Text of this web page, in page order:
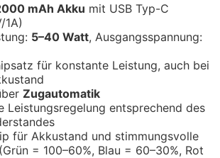
mAh Akku mit USB Typ-C
1A)
5–40 Watt, Ausgangsspannung:
für konstante Leistung, auch bei
Zugautomatik
Leistungsregelung entsprechend des
für Akkustand und stimmungsvolle
= 100–60%, Blau = 60–30%, Rot